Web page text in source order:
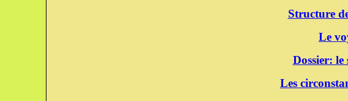
Structure
Le
Dossier:
Les